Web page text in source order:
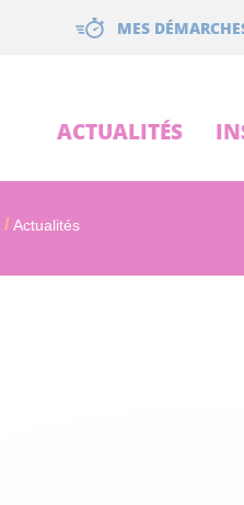
MES
ACTUALITÉS
Actualités